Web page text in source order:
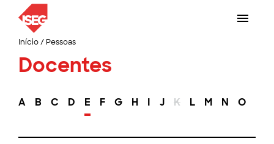
Início/ Pessoas
Docentes
A B C D E F G H I J K L M N O